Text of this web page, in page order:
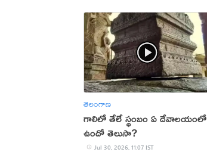
తెలంగాణ
గాలిలో తేలే స్థంబం ఏ దేవాలయంలో
ఉందో తెలుసా?
Jul 30, 2026, 11:07 IST